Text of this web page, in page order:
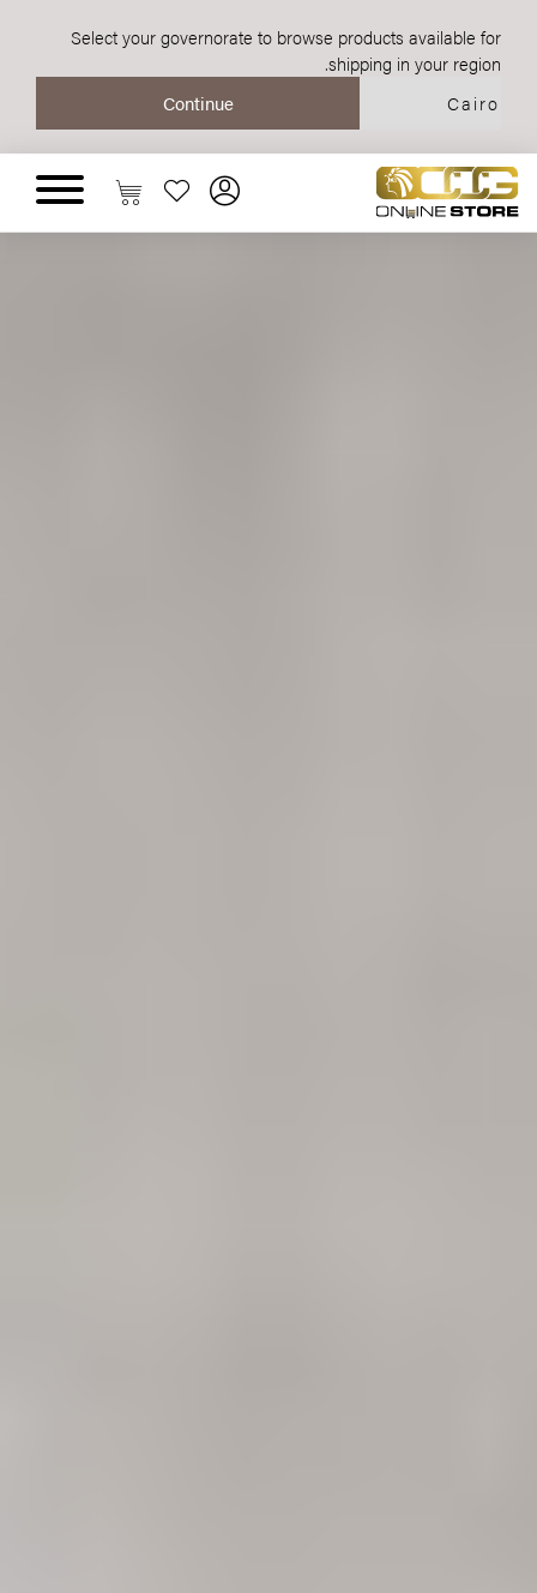
Select your governorate to browse products available for
shipping in your region.